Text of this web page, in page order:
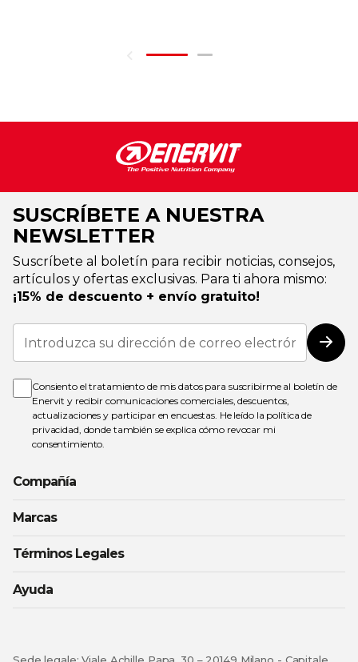
SUSCRÍBETE A NUESTRA
NEWSLETTER
Suscríbete al boletín para recibir noticias, consejos,
artículos y ofertas exclusivas. Para ti ahora mismo:
¡15% de descuento + envío gratuito!
Inscríbase
nuestro
de
noticias:
Consiento el tratamiento de mis datos para suscribirme al boletín de
Enervit y recibir comunicaciones comerciales, descuentos,
actualizaciones y participar en encuestas. He leído la política de
privacidad, donde también se explica cómo revocar mi
consentimiento.
Compañía
Marcas
Términos Legales
Ayuda